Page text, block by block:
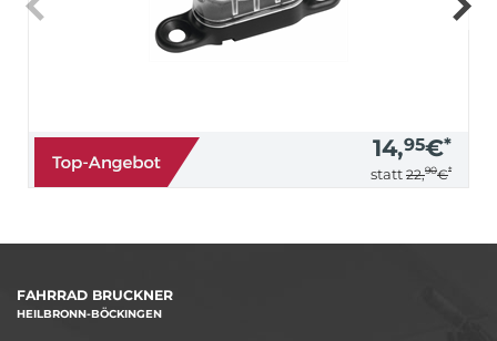
14,95€*
statt 22,90€*
FAHRRAD BRUCKNER
HEILBRONN-BÖCKINGEN